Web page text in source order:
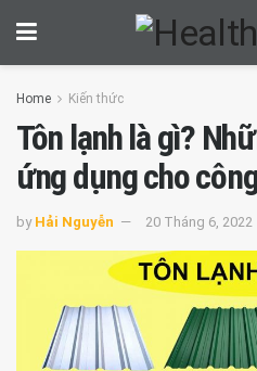
Home Kiến thức
Tôn lạnh là gì?
ứng dụng cho
by Hải Nguyễn 20 Tháng 6, 2022